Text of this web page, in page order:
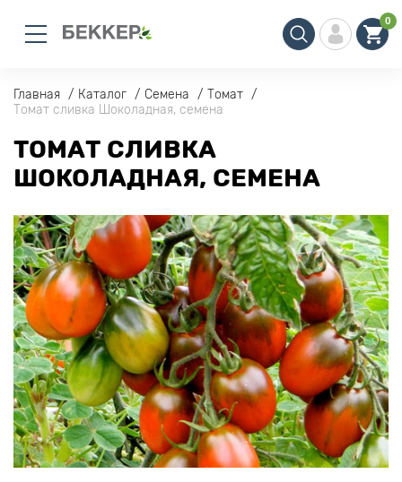
0
Главная Каталог Семена
Томат
Томат сливка Шоколадная, семена
ТОМАТ СЛИВКА
ШОКОЛАДНАЯ, СЕМЕНА